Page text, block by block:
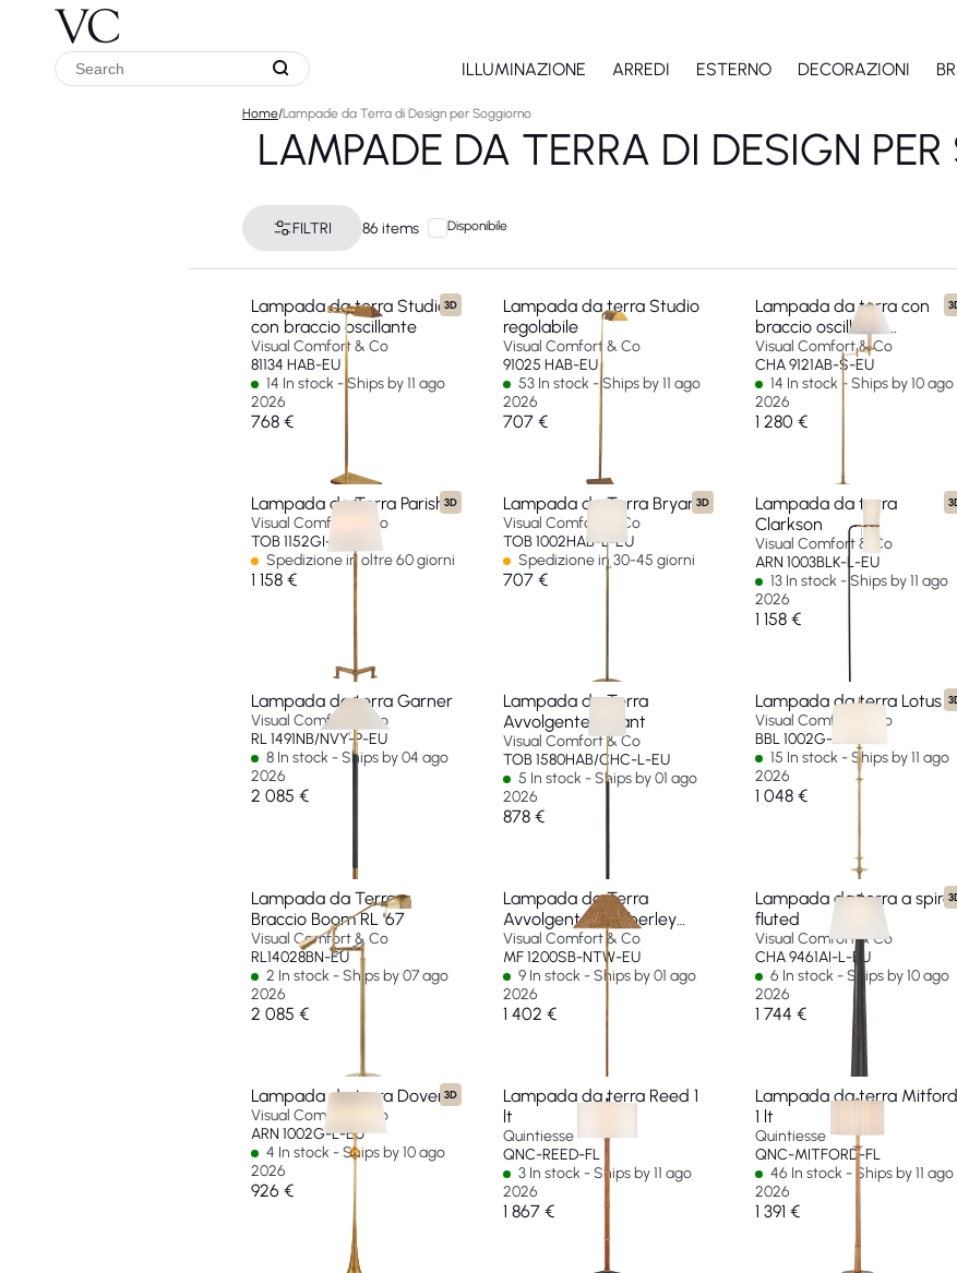
ILLUMINAZIONE ARREDI ESTERNO DECORAZIONI
Home/Lampade da Terra di Design per Soggiorno
LAMPADE DA TERRA DI DESIGN
FILTRI 86 items Disponibile
3D
Lampada da terra Studio
con braccio oscillante
Visual Comfort & Co
81134 HAB-EU
14 In stock - Ships by 11 ago
2026
768 €
Lampada da terra Studio
regolabile
Visual Comfort & Co
91025 HAB-EU
53 In stock - Ships by 11 ago
2026
707 €
Lampada da terra con
braccio oscillante
Dorchester
Visual Comfort & Co
CHA 9121AB-S-EU
14 In stock - Ships by 10 ago
2026
1 280 €
3D
Lampada da Terra Parish
Visual Comfort & Co
TOB 1152GI-L-EU
Spedizione in oltre 60 giorni
1 158 €
3D
Lampada da Terra Bryant
Visual Comfort & Co
TOB 1002HAB-L-EU
Spedizione in 30-45 giorni
707 €
Lampada da terra
Clarkson
Visual Comfort & Co
ARN 1003BLK-L-EU
13 In stock - Ships by 11 ago
2026
1 158 €
Lampada da terra Garner
Visual Comfort & Co
RL 1491NB/NVY-P-EU
8 In stock - Ships by 04 ago
2026
2 085 €
Lampada da Terra
Avvolgente Bryant
Visual Comfort & Co
TOB 1580HAB/CHC-L-EU
5 In stock - Ships by 01 ago
2026
878 €
Lampada da terra Lotus
Visual Comfort & Co
BBL 1002G-L-EU
15 In stock - Ships by 11 ago
2026
1 048 €
Lampada da Terra a
Braccio Boom RL '67
Visual Comfort & Co
RL14028BN-EU
2 In stock - Ships by 07 ago
2026
2 085 €
Lampada da Terra
Avvolgente Wimberley
medio
Visual Comfort & Co
MF 1200SB-NTW-EU
9 In stock - Ships by 01 ago
2026
1 402 €
Lampada da terra a spire
fluted
Visual Comfort & Co
CHA 9461AI-L-EU
6 In stock - Ships by 10 ago
2026
1 744 €
3D
Lampada da terra Dover
Visual Comfort & Co
ARN 1002G-L-EU
4 In stock - Ships by 10 ago
2026
926 €
Lampada da terra Reed 1
lt
Quintiesse
QNC-REED-FL
3 In stock - Ships by 11 ago
2026
1 867 €
Lampada da terra Mitford
1 lt
Quintiesse
QNC-MITFORD-FL
46 In stock - Ships by 11 ago
2026
1 391 €